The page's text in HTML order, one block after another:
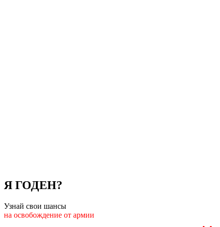
Я ГОДЕН?
Узнай свои шансы
на освобождение от армии